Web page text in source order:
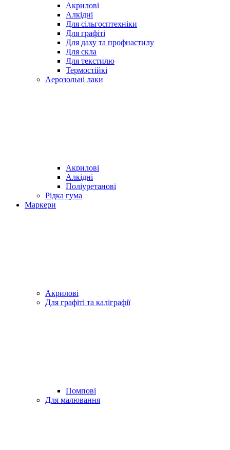
Акрилові
Алкідні
Для cільгосптехніки
Для графіті
Для даху та профнастилу
Для скла
Для текстилю
Термостійкі
Аерозольні лаки
Акрилові
Алкідні
Поліуретанові
Рідка гума
Маркери
Акрилові
Для графіті та каліграфії
Помпові
Для малювання